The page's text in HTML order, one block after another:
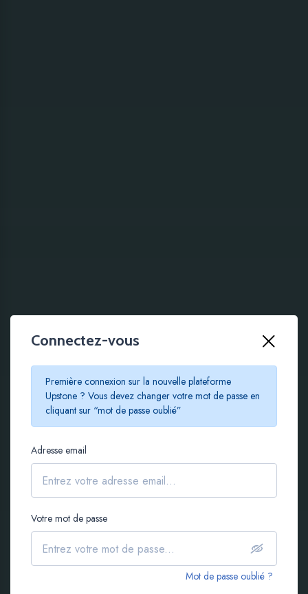
Connectez-vous
Première connexion sur la nouvelle plateforme
Upstone ? Vous devez changer votre mot de passe en
cliquant sur “mot de passe oublié”
Adresse email
Mot de passe oublié ?
Votre mot de passe
100 % EN LIGNE
Le crowdfunding
immobilier à partir de
100 €
S'inscrire gratuitement